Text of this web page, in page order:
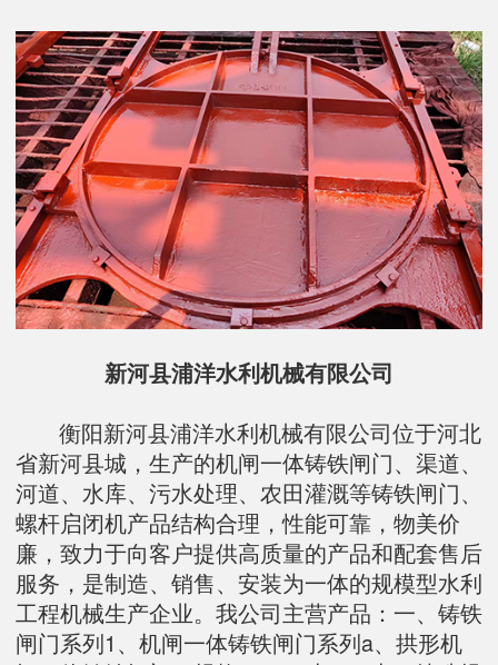
新河县浦洋水利机械有限公司
衡阳新河县浦洋水利机械有限公司位于河北
省新河县城，生产的机闸一体铸铁闸门、渠道、
河道、水库、污水处理、农田灌溉等铸铁闸门、
螺杆启闭机产品结构合理，性能可靠，物美价
廉，致力于向客户提供高质量的产品和配套售后
服务，是制造、销售、安装为一体的规模型水利
工程机械生产企业。我公司主营产品：一、铸铁
闸门系列1、机闸一体铸铁闸门系列a、拱形机